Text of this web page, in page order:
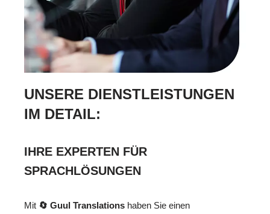
UNSERE DIENSTLEISTUNGEN
IM DETAIL:
IHRE EXPERTEN FÜR
SPRACHLÖSUNGEN
Mit 🔄 Guul Translations haben Sie einen